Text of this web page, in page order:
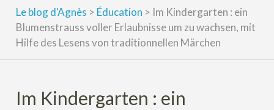
Le blog d'Agnès > Éducation > Im Kindergarten : ein
Blumenstrauss voller Erlaubnisse um zu wachsen, mit
Hilfe des Lesens von traditionnellen Märchen
Im Kindergarten : ein